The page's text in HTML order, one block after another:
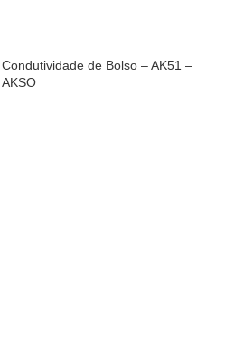
de Bolso – AK51 –